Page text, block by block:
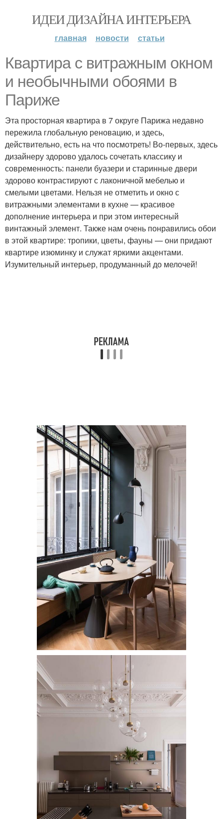
ИДЕИ ДИЗАЙНА ИНТЕРЬЕРА
главная новости статьи
Квартира с витражным окном
и необычными обоями в
Париже
Эта просторная квартира в 7 округе Парижа недавно
пережила глобальную реновацию, и здесь,
действительно, есть на что посмотреть! Во-первых, здесь
дизайнеру здорово удалось сочетать классику и
современность: панели буазери и старинные двери
здорово контрастируют с лаконичной мебелью и
смелыми цветами. Нельзя не отметить и окно с
витражными элементами в кухне — красивое
дополнение интерьера и при этом интересный
винтажный элемент. Также нам очень понравились обои
в этой квартире: тропики, цветы, фауны — они придают
квартире изюминку и служат яркими акцентами.
Изумительный интерьер, продуманный до мелочей!